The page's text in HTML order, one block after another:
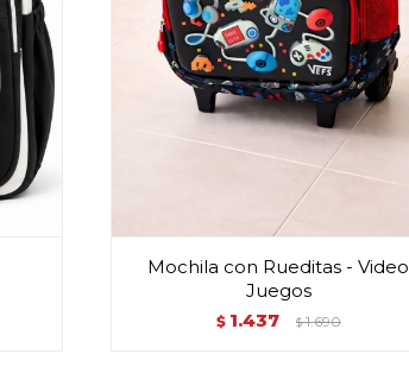
Mochila con Rueditas - Video
Juegos
$ 1.437 $ 1.690